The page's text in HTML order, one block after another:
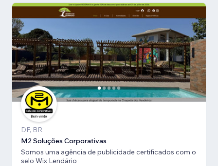
DF, BR
M2 Soluções Corporativas
Somos uma agência de publicidade certificados com o
selo Wix Lendário